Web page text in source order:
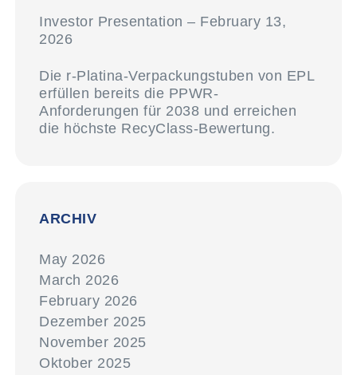
Investor Presentation – February 13,
2026
Die r-Platina-Verpackungstuben von EPL
erfüllen bereits die PPWR-
Anforderungen für 2038 und erreichen
die höchste RecyClass-Bewertung.
ARCHIV
May 2026
March 2026
February 2026
Dezember 2025
November 2025
Oktober 2025